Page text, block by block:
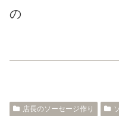
の
店長のソーセージ作り